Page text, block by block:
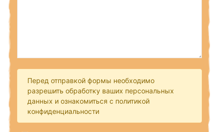
Перед отправкой формы необходимо
разрешить обработку ваших персональных
данных и ознакомиться с политикой
конфиденциальности